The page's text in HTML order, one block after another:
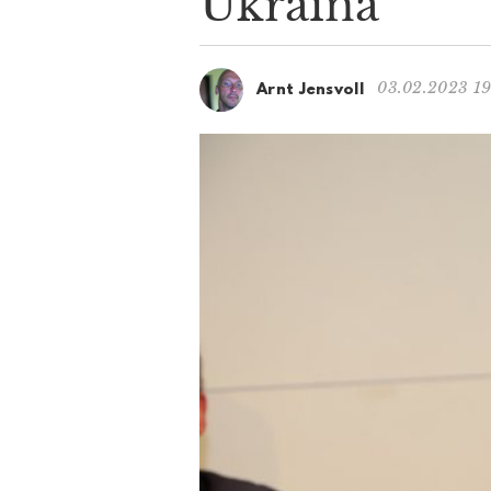
Arnt Jensvoll 03.02.2023